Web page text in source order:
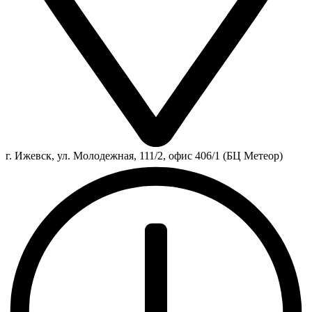
г. Ижевск, ул. Молодежная, 111/2, офис 406/1 (БЦ Метеор)